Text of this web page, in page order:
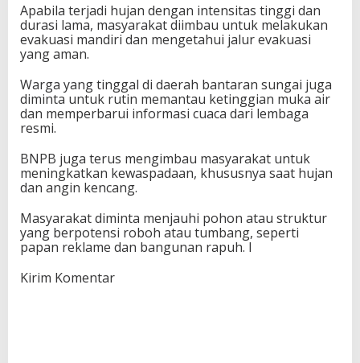
Apabila terjadi hujan dengan intensitas tinggi dan
durasi lama, masyarakat diimbau untuk melakukan
evakuasi mandiri dan mengetahui jalur evakuasi
yang aman.
Warga yang tinggal di daerah bantaran sungai juga
diminta untuk rutin memantau ketinggian muka air
dan memperbarui informasi cuaca dari lembaga
resmi.
BNPB juga terus mengimbau masyarakat untuk
meningkatkan kewaspadaan, khususnya saat hujan
dan angin kencang.
Masyarakat diminta menjauhi pohon atau struktur
yang berpotensi roboh atau tumbang, seperti
papan reklame dan bangunan rapuh. I
Kirim Komentar